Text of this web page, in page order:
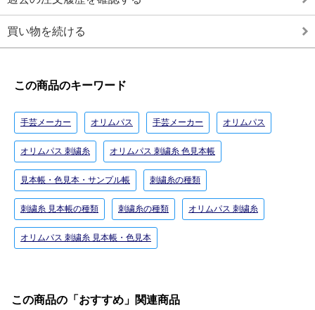
買い物を続ける
この商品のキーワード
手芸メーカー オリムパス 手芸メーカー オリムパス
オリムパス 刺繍糸 オリムパス 刺繍糸 色見本帳
見本帳・色見本・サンプル帳 刺繍糸の種類
刺繍糸 見本帳の種類 刺繍糸の種類 オリムパス 刺繍糸
オリムパス 刺繍糸 見本帳・色見本
この商品の「おすすめ」関連商品